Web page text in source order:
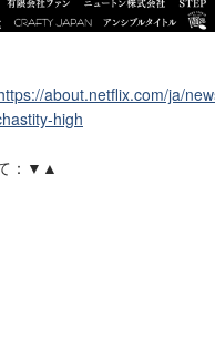
about.netflix.com/ja/
high
：▼▲